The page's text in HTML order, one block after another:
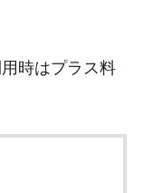
時はプラス料